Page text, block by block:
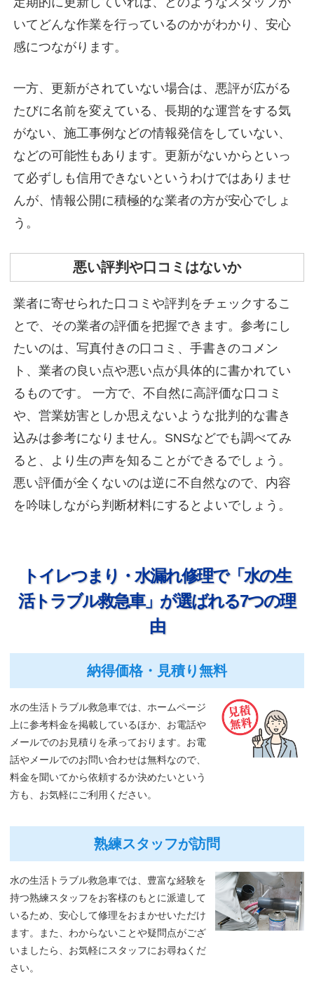
いてどんな作業を行っているのかがわかり、安心
感につながります。
一方、更新がされていない場合は、悪評が広がる
たびに名前を変えている、長期的な運営をする気
がない、施工事例などの情報発信をしていない、
などの可能性もあります。更新がないからといっ
て必ずしも信用できないというわけではありませ
んが、情報公開に積極的な業者の方が安心でしょ
う。
悪い評判や口コミはないか
業者に寄せられた口コミや評判をチェックするこ
とで、その業者の評価を把握できます。参考にし
たいのは、写真付きの口コミ、手書きのコメン
ト、業者の良い点や悪い点が具体的に書かれてい
るものです。
一方で、不自然に高評価な口コミ
や、営業妨害としか思えないような批判的な書き
込みは参考になりません。SNSなどでも調べてみ
ると、より生の声を知ることができるでしょう。
悪い評価が全くないのは逆に不自然なので、内容
を吟味しながら判断材料にするとよいでしょう。
トイレつまり・水漏れ修理で「水の生
活トラブル救急車」 が選ばれる7つの理
由
納得価格・見積り無料
水の生活トラブル救急車では、ホームページ
上に参考料金を掲載しているほか、お電話や
メールでのお見積りを承っております。お電
話やメールでのお問い合わせは無料なので、
料金を聞いてから依頼するか決めたいという
方も、お気軽にご利用ください。
熟練スタッフが訪問
水の生活トラブル救急車では、豊富な経験を
持つ熟練スタッフをお客様のもとに派遣して
いるため、安心して修理をおまかせいただけ
ます。また、わからないことや疑問点がござ
いましたら、お気軽にスタッフにお尋ねくだ
さい。